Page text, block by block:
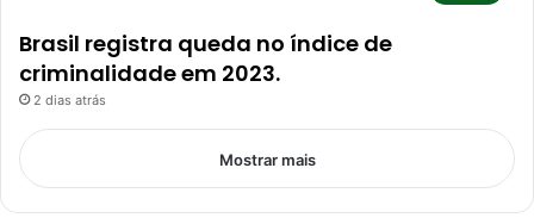
Brasil registra queda no índice de
criminalidade em 2023.
2 dias atrás
Mostrar mais